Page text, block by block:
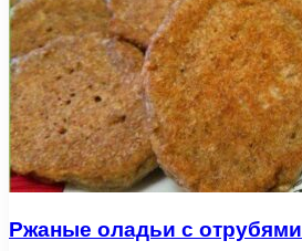
Ржаные оладьи с отрубями